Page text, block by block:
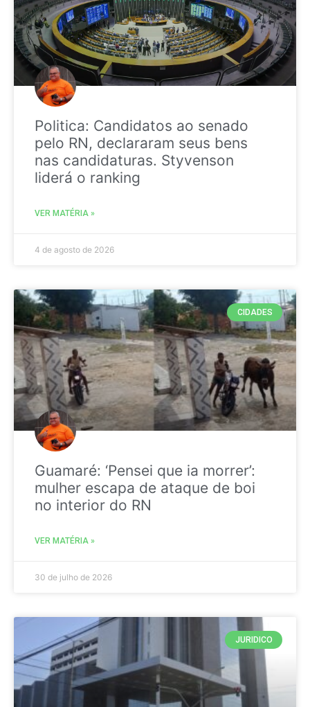
Politica: Candidatos ao senado
pelo RN, declararam seus bens
nas candidaturas. Styvenson
liderá o ranking
VER MATÉRIA »
4 de agosto de 2026
CIDADES
Guamaré: ‘Pensei que ia morrer’:
mulher escapa de ataque de boi
no interior do RN
VER MATÉRIA »
30 de julho de 2026
JURIDICO